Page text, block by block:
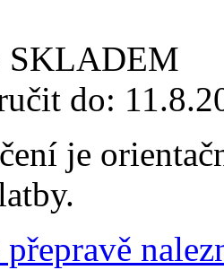
SKLADEM
do:
je